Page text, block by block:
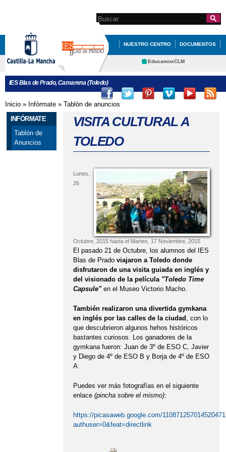
contenido
principal
Formulario de
búsqueda
Search this site
NUESTRO CENTRO DOCUMENTOS
ERASMUS+ QUÉ HACEMOS
EducamosCLM
Educación Cultura
Deportes CRFP
IES Blas de Prado, Camarena (Toledo)
Se encuentra usted aquí
Inicio » Infórmate » Tablón de anuncios
INFÓRMATE
Tablón de
Anuncios
VISITA CULTURAL A
TOLEDO
Lunes,
26
Octubre, 2015hasta el Martes, 17 Noviembre, 2015
El pasado 21 de Octubre, los alumnos del IES
Blas de Prado viajaron a Toledo donde
disfrutaron de una visita guiada en inglés y
del visionado de la película "Toledo Time
Capsule" en el Museo Victorio Macho.
También realizaron una divertida gymkana
en inglés por las calles de la ciudad , con lo
que descubrieron algunos hehos históricos
bastantes curiosos. Los ganadores de la
gymkana fueron: Juan de 3º de ESO C, Javier
y Diego de 4º de ESO B y Borja de 4º de ESO
A.
Puedes ver más fotografías en el siguiente
enlace (pincha sobre el mismo):
https://picasaweb.google.com/
authuser=0&feat=directlink